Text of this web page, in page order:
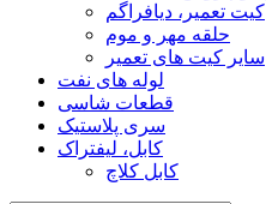
کیت تعمیر، دیافراگم
حلقه مهر و موم
سایر کیت های تعمیر
لوله های نفت
قطعات شاسی
سری پلاستیک
کابل، لیفتراک
کابل کلاچ